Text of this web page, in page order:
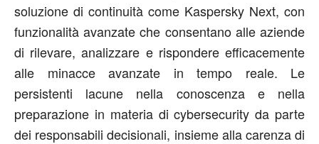
soluzione di continuità come Kaspersky Next, con
funzionalità avanzate che consentano alle aziende
di rilevare, analizzare e rispondere efficacemente
alle minacce avanzate in tempo reale. Le
persistenti lacune nella conoscenza e nella
preparazione in materia di cybersecurity da parte
dei responsabili decisionali, insieme alla carenza di